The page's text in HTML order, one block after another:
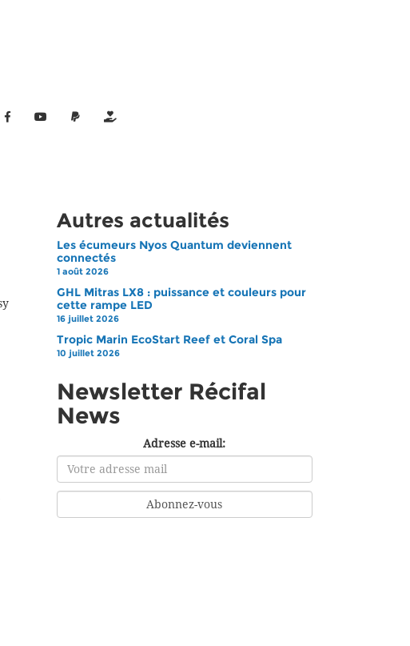
Autres actualités
Les écumeurs Nyos Quantum deviennent
connectés
1 août 2026
GHL Mitras LX8 : puissance et couleurs pour
cette rampe LED
16 juillet 2026
Tropic Marin EcoStart Reef et Coral Spa
10 juillet 2026
Newsletter Récifal
News
Adresse e-mail: